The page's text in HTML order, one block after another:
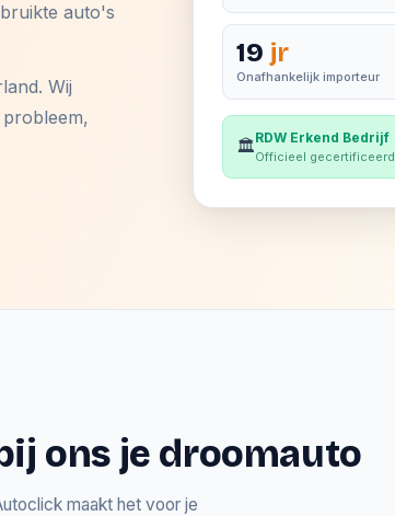
auto's
Wij
19 jr
Onafhankelijk importeur
🏛️RDW Erkend Bedrijf
Officieel gecertificeerd
ons je droomauto
maakt het voor je